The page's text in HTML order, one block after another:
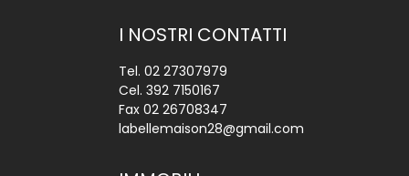
I NOSTRI CONTATTI
Tel. 02 27307979
Cel. 392 7150167
Fax 02 26708347
labellemaison28@gmail.com